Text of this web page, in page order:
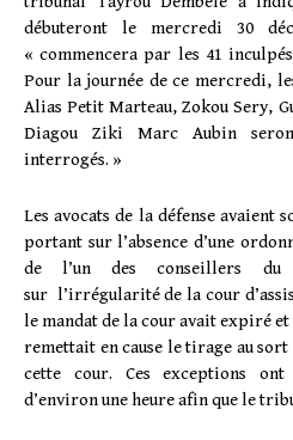
débuteront le mercredi 30
« commencera par les 41
Pour la journée de ce mercredi,
Alias Petit Marteau, Zokou Sery,
Diagou Ziki Marc Aubin
interrogés. »
Les avocats de la défense avaient
portant sur l’absence d’une
de l’un des conseillers du
sur l’irrégularité de la cour
le mandat de la cour avait expiré
remettait en cause le tirage au
cette cour. Ces exceptions
d’environ une heure afin que le